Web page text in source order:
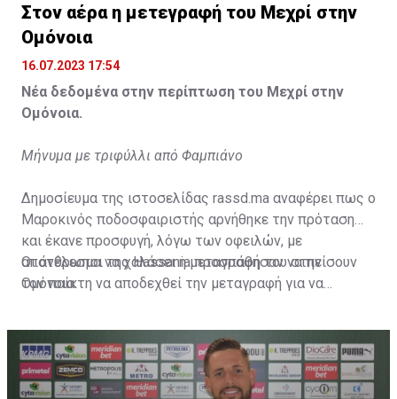
Στον αέρα η μετεγραφή του Μεχρί στην
Ομόνοια
16.07.2023 17:54
Νέα δεδομένα στην περίπτωση του Μεχρί στην
Ομόνοια.
Μήνυμα με τριφύλλι από Φαμπιάνο
Δημοσίευμα της ιστοσελίδας rassd.ma αναφέρει πως ο
Μαροκινός ποδοσφαιριστής αρνήθηκε την πρόταση
και έκανε προσφυγή, λόγω των οφειλών, με
αποτέλεσμα να χαλάσει η μεταγραφή του στην
Ομόνοια.
Οι άνθρωποι της Hassania προσπάθησαν να πείσουν
τον παίκτη να αποδεχθεί την μεταγραφή για να
να λύσει το συμβόλαιό του, ώστε να μετακομίσει
ελεύθερα σε οποιαδήποτε νέα ομάδα το τρέχον
καλοκαίρι.